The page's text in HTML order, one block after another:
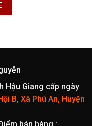
Hậu Giang cấp ngày
B, Xã Phú An, Huyện